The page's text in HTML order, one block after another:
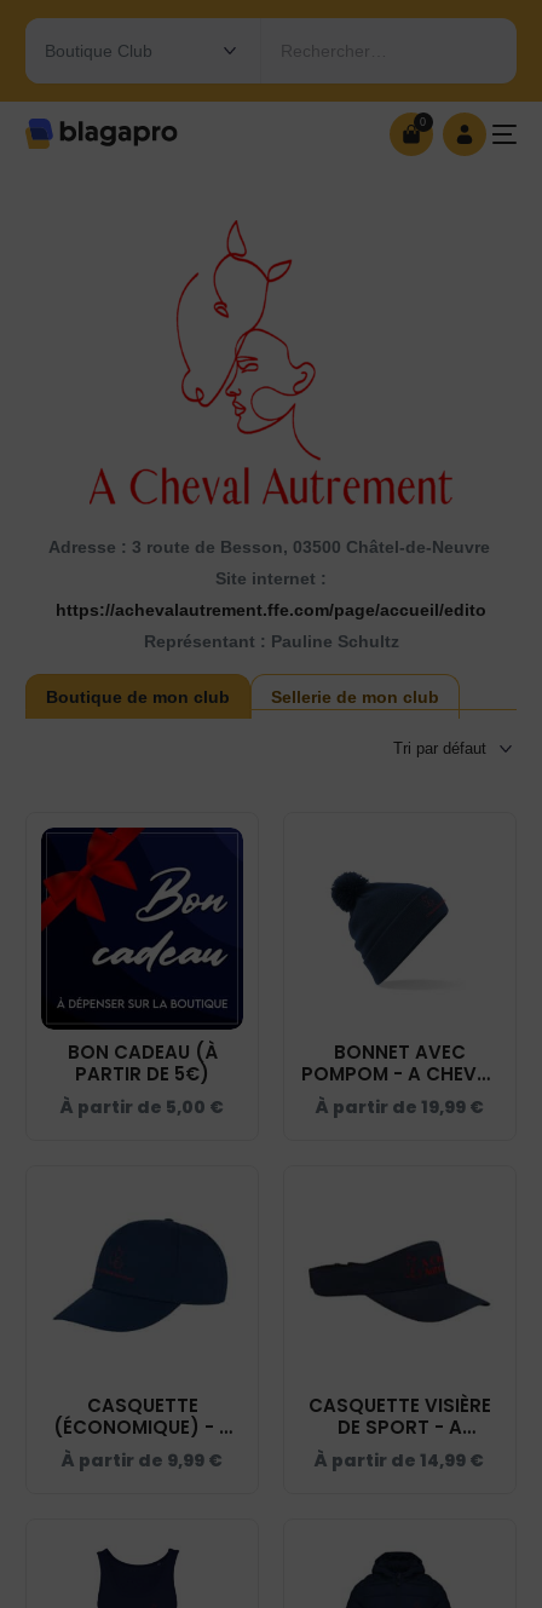
Rechercher…
0
Adresse : 3 route de Besson, 03500 Châtel-de-Neuvre
Site internet :
https://achevalautrement.ffe.com/page/accueil/edito
Représentant : Pauline Schultz
Boutique de mon club Sellerie de mon club
BON CADEAU (À
PARTIR DE 5€)
À partir de 5,00 €
BONNET AVEC
POMPOM - A CHEVAL
AUTREMENT - NAVY -
BF426
À partir de 19,99 €
CASQUETTE
(ÉCONOMIQUE) - A
CHEVAL AUTREMENT
- NAVY - RC080
À partir de 9,99 €
CASQUETTE VISIÈRE
DE SPORT - A
CHEVAL AUTREMENT
- NAVY - BF174R
À partir de 14,99 €